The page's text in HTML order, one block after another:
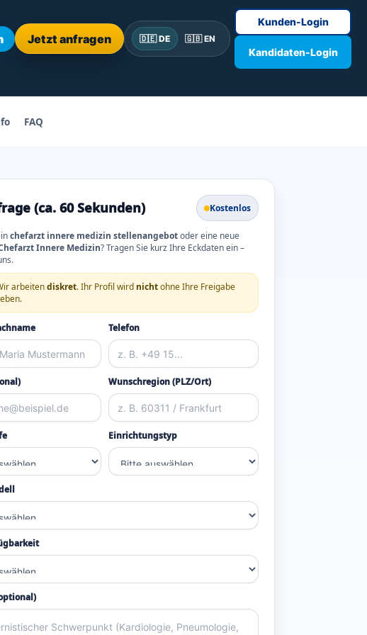
Jetzt anfragen 🇩🇪 DE 🇬🇧 EN
Kunden-Login
Kandidaten-Login
FAQ
(ca. 60 Sekunden) Kostenlos
chefarzt innere medizin stellenangebotoder eine neue
Innere Medizin? Tragen Sie kurz Ihre Eckdaten ein –
arbeitendiskret. Ihr Profil wird nichtohne Ihre Freigabe
Telefon
Wunschregion (PLZ/Ort)
Einrichtungstyp